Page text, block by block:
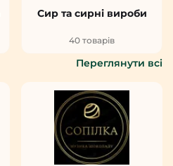
Сир та сирні вироби
40 товарів
Переглянути всі